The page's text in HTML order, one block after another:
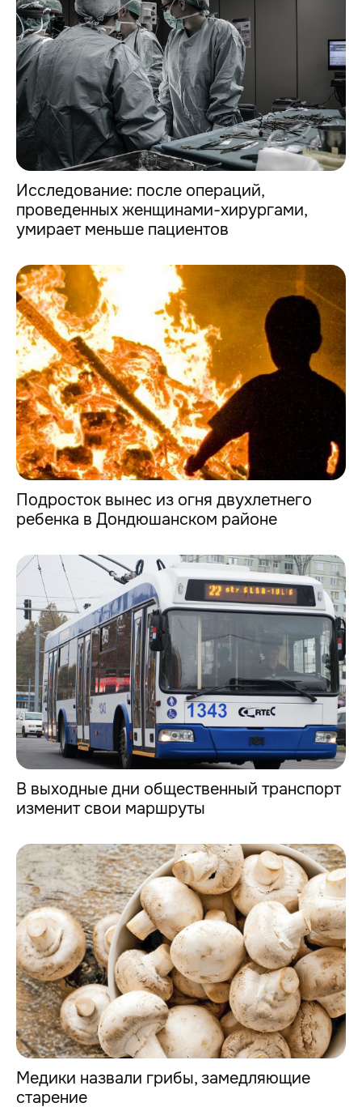
Исследование: после операций,
проведенных женщинами-хирургами,
умирает меньше пациентов
Подросток вынес из огня двухлетнего
ребенка в Дондюшанском районе
В выходные дни общественный транспорт
изменит свои маршруты
Медики назвали грибы, замедляющие
старение